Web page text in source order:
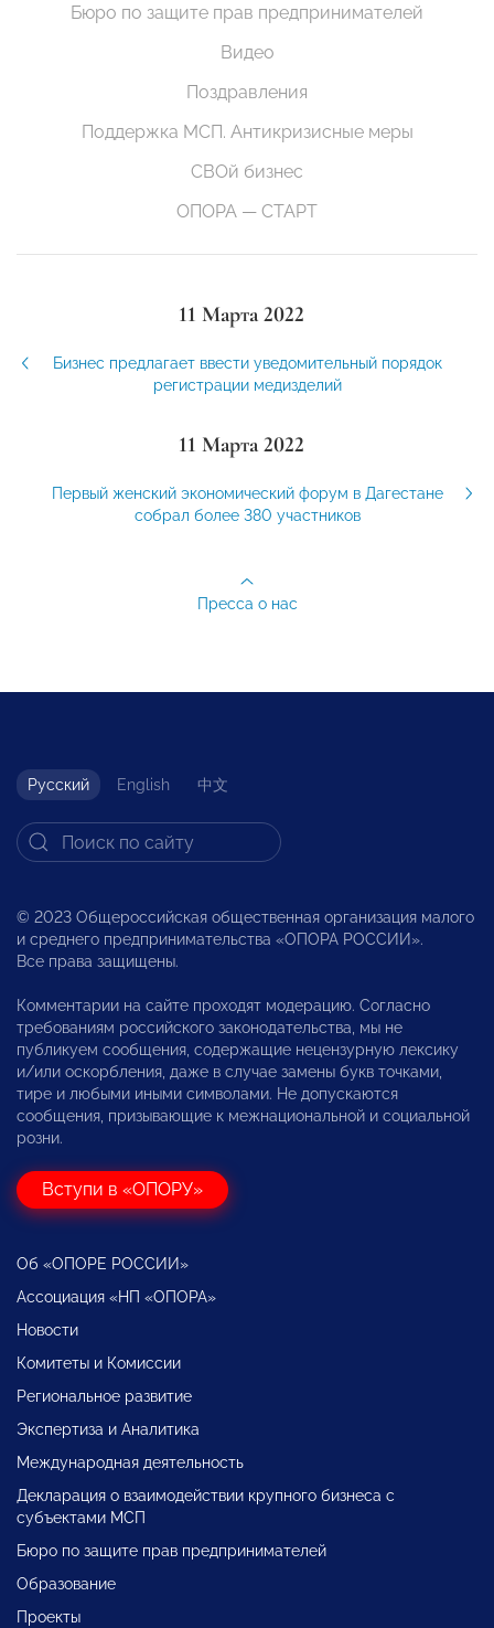
Бюро по защите прав предпринимателей
Видео
Поздравления
Поддержка МСП. Антикризисные меры
СВОй бизнес
ОПОРА — СТАРТ
11 Марта 2022
Бизнес предлагает ввести уведомительный порядок
регистрации медизделий
11 Марта 2022
Первый женский экономический форум в Дагестане
собрал более 380 участников
Пресса о нас
Русский English 中文
© 2023 Общероссийская общественная организация малого
и среднего предпринимательства «ОПОРА РОССИИ».
Все права защищены.
Комментарии на сайте проходят модерацию. Согласно
требованиям российского законодательства, мы не
публикуем сообщения, содержащие нецензурную лексику
и/или оскорбления, даже в случае замены букв точками,
тире и любыми иными символами. Не допускаются
сообщения, призывающие к межнациональной и социальной
розни.
Вступи в «ОПОРУ»
Об «ОПОРЕ РОССИИ»
Ассоциация «НП «ОПОРА»
Новости
Комитеты и Комиссии
Региональное развитие
Экспертиза и Аналитика
Международная деятельность
Декларация о взаимодействии крупного бизнеса с
субъектами МСП
Бюро по защите прав предпринимателей
Образование
Проекты